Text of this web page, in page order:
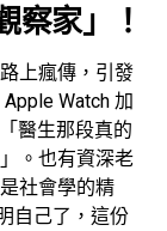
家」 ！
上瘋傳，引發
Watch 加
醫生那段真的
。也有資深老
社會學的精
自己了，這份